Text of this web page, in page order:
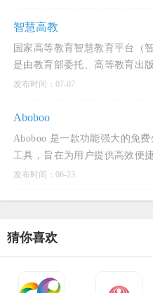
提升打字速率和准确性。
智慧高教
国家高等教育智慧教育平台（
是由教育部委托、高等教育出
司建设和运行维护、北京理工
台。网站致力于汇聚优质高等
程等资源，并推进广泛传播
发布时间：07-07
Aboboo
Aboboo 是一款功能强大的免费
工具，旨在为用户提供高效便
习体验。其官网介绍中提到，
发布时间：06-23
猜你喜欢